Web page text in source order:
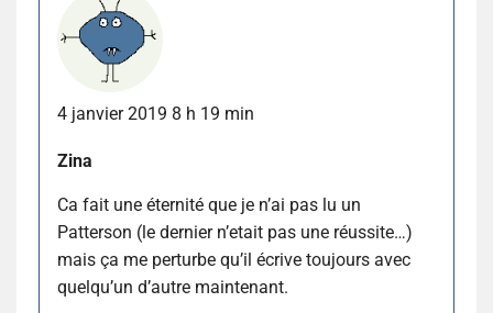
4 janvier 2019 8 h 19 min
Zina
Ca fait une éternité que je n’ai pas lu un
Patterson (le dernier n’etait pas une réussite…)
mais ça me perturbe qu’il écrive toujours avec
quelqu’un d’autre maintenant.